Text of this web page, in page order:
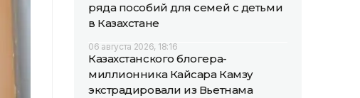
ряда пособий для семей с детьми
в Казахстане
06 августа 2026, 18:16
Казахстанского блогера-
миллионника Кайсара Камзу
экстрадировали из Вьетнама